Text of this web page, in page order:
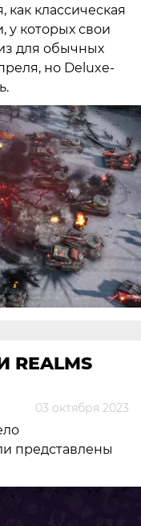
классическая
у которых свои
для обычных
но Deluxe-
03 октября 2023
представлены